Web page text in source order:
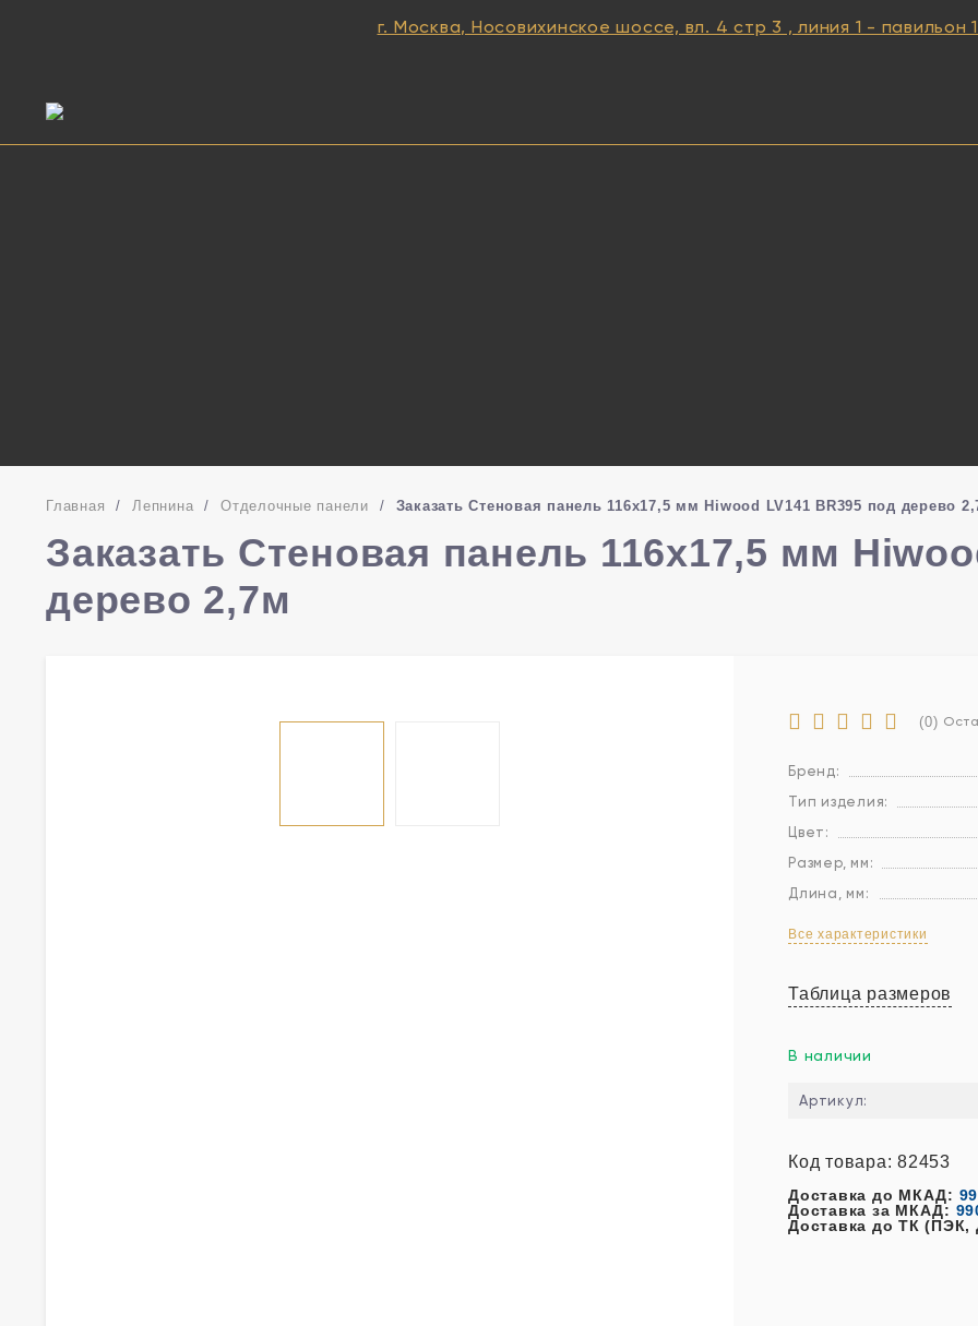
г. Москва, Носовихинское шоссе, вл. 4 стр 3 , линия 1 - павильон
Главная / Лепнина / Отделочные панели / Заказать Стеновая панель 116х17,5 мм Hiwood LV141 BR395 под дерево
Заказать Стеновая панель 116х17,5 мм
дерево 2,7м
(0)
Бренд:
Тип изделия:
Цвет:
Размер, мм:
Длина, мм:
Все характеристики
Таблица размеров
В наличии
Артикул:
Код товара: 82453
Доставка до МКАД:
Доставка за МКАД:
Доставка до ТК